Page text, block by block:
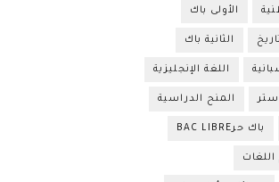
الأولى باك
الثانية باك
اللغة الإنجليزية
المنح الدراسية
باك حرBAC LIBRE
اللغات